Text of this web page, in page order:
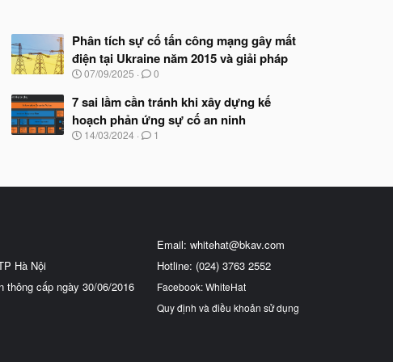
Phân tích sự cố tấn công mạng gây mất
điện tại Ukraine năm 2015 và giải pháp
N
à
y
b
ắ
u
07/09/2025 0
7 sai lầm cần tránh khi xây dựng kế
hoạch phản ứng sự cố an ninh
N
b
14/03/2024 1
Hà Nội
thông cấp ngày 30/06/2016
Email: whitehat@bkav.com
Hotline: (024) 3763 2552
Facebook: WhiteHat
Quy định và điều khoản sử dụng